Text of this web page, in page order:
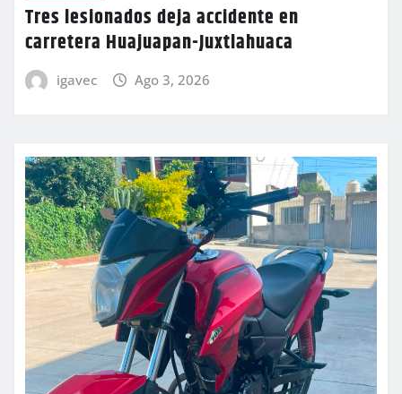
Tres lesionados deja accidente en
carretera Huajuapan-Juxtlahuaca
igavec Ago 3, 2026